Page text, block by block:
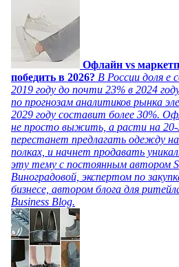
Офлайн vs
победить в 2026? В России доля e
2019 году до почти 23% в 2024
по прогнозам аналитиков рынка
2029 году составит более 30%.
не просто выжить, а расти на 20-
перестанет предлагать одежду
полках, и начнет продавать
эту тему с постоянным автором
Виноградовой, экспертом по
бизнесе, автором блога для
Business Blog.